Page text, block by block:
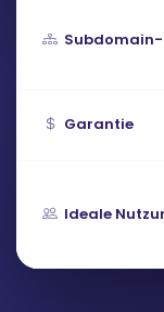
Garantie
Ideale